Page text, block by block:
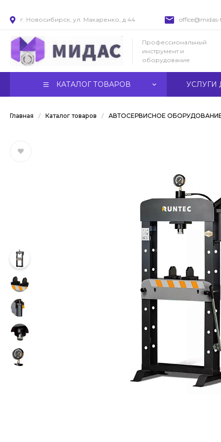
г. Новосибирск, ул. Макаренко, д 44
Профессиональный
инструмент и
оборудование
КАТАЛОГ ТОВАРОВ УСЛУГИ
Главная / Каталог товаров / АВТОСЕРВИСНОЕ